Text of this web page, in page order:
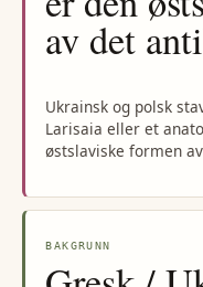
av det
Ukrainsk og polsk
Larisaia eller et
østslaviske formen
BAKGRUNN